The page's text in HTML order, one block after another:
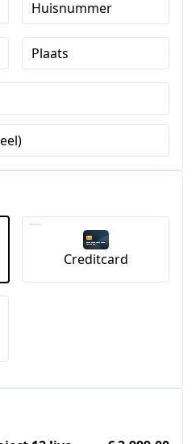
Huisnummer
Plaats
Creditcard